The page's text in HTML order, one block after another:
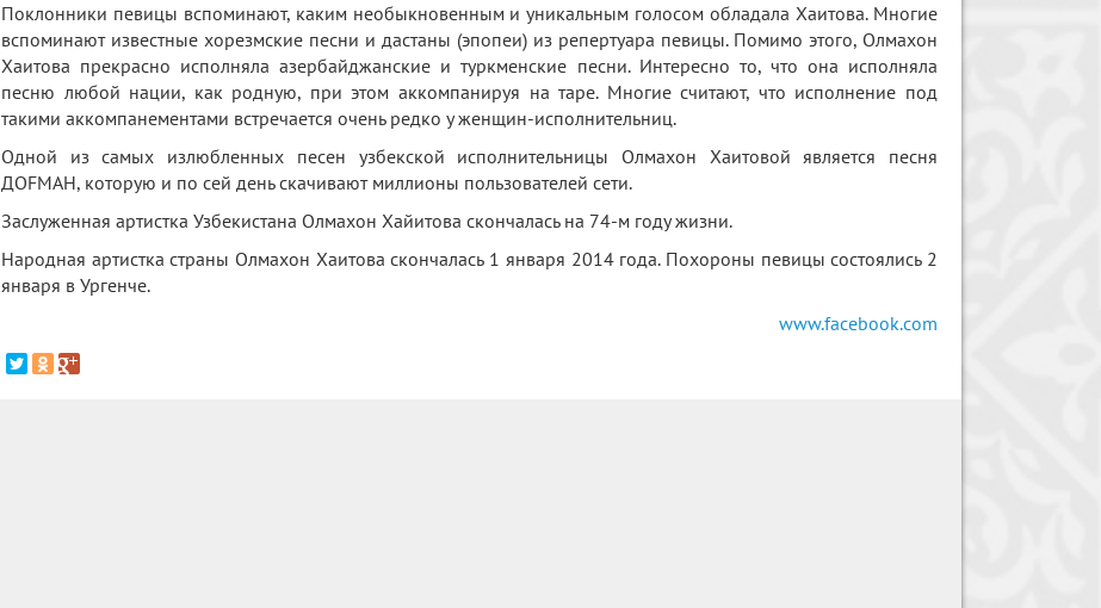
Поклонники певицы вспоминают, каким необыкновенным и уникальным голосом обладала Хаитова. Многие
вспоминают известные хорезмские песни и дастаны (эпопеи) из репертуара певицы. Помимо этого, Олмахон
Хаитова прекрасно исполняла азербайджанские и туркменские песни. Интересно то, что она исполняла
песню любой нации, как родную, при этом аккомпанируя на таре. Многие считают, что исполнение под
такими аккомпанементами встречается очень редко у женщин-исполнительниц.
Одной из самых излюбленных песен узбекской исполнительницы Олмахон Хаитовой является песня
ДОFМАН, которую и по сей день скачивают миллионы пользователей сети.
Заслуженная артистка Узбекистана Олмахон Хайитова скончалась на 74-м году жизни.
Народная артистка страны Олмахон Хаитова скончалась 1 января 2014 года. Похороны певицы состоялись 2
января в Ургенче.
www.facebook.com